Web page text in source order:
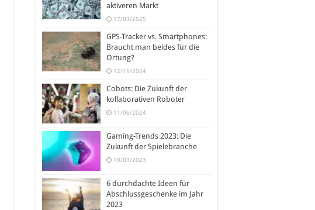
aktiveren Markt
17/03/2025
GPS-Tracker vs. Smartphones:
Braucht man beides für die
Ortung?
12/11/2024
Cobots: Die Zukunft der
kollaborativen Roboter
11/06/2024
Gaming-Trends 2023: Die
Zukunft der Spielebranche
19/03/2023
6 durchdachte Ideen für
Abschlussgeschenke im Jahr
2023